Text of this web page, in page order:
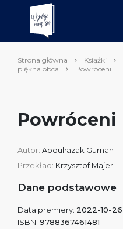
Strona główna Książki
piękna obca
Powróceni
Powróceni
Autor: Abdulrazak Gurnah
Przekład: Krzysztof Majer
Dane podstawowe
Data premiery: 2022-10-26
ISBN: 9788367461481